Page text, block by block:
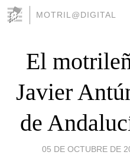
MOTRIL@DIGITAL
El
Javier
de
05 DE OCTUBRE DE